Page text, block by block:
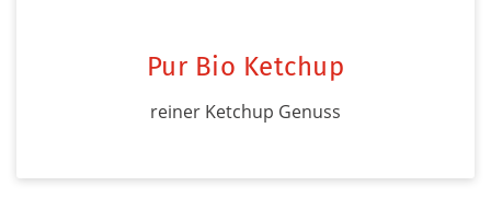
Pur Bio Ketchup
reiner Ketchup Genuss